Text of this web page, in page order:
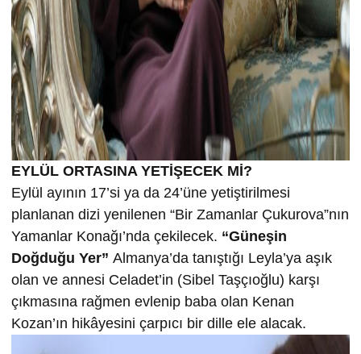
EYLÜL ORTASINA YETİŞECEK Mİ?
Eylül ayının 17’si ya da 24’üne yetiştirilmesi
planlanan dizi yenilenen “Bir Zamanlar Çukurova”nın
Yamanlar Konağı’nda çekilecek. “Güneşin
Doğduğu Yer” Almanya’da tanıştığı Leyla’ya aşık
olan ve annesi Celadet’in (Sibel Taşçıoğlu) karşı
çıkmasına rağmen evlenip baba olan Kenan
Kozan’ın hikâyesini çarpıcı bir dille ele alacak.